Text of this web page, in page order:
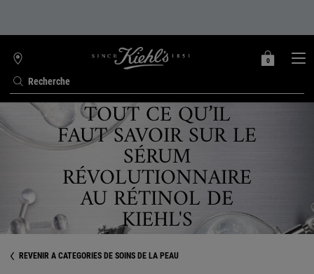
Recherche
TROUVER
UNE
BOUTIQUE
MON
0
0 PRODUIT
Contenu principal TOUT CE QU’IL
FAUT SAVOIR SUR LE
SÉRUM
RÉVOLUTIONNAIRE
AU RÉTINOL DE
KIEHL'S
REVENIR À CATÉGORIES DE SOINS DE LA PEAU